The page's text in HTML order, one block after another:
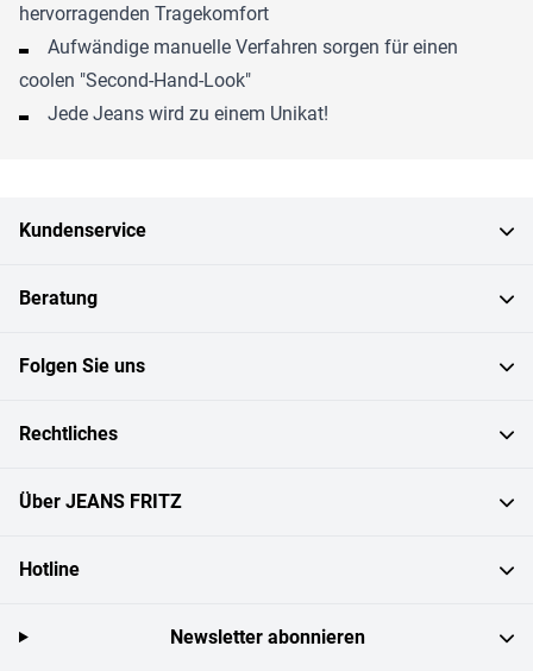
hervorragenden Tragekomfort
Aufwändige manuelle Verfahren sorgen für einen
coolen "Second-Hand-Look"
Jede Jeans wird zu einem Unikat!
Kundenservice
Beratung
Folgen Sie uns
Rechtliches
Über JEANS FRITZ
Hotline
Newsletter abonnieren